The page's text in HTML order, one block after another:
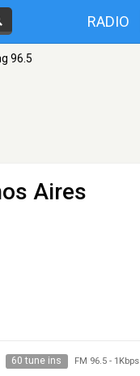
RADIO
96.5
Aires
60 tune ins FM 96.5- 1Kbps